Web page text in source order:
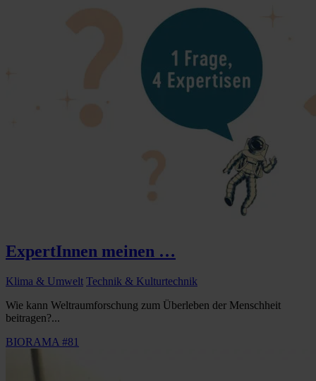
ExpertInnen meinen …
Klima & Umwelt Technik & Kulturtechnik
Wie kann Weltraumforschung zum Überleben der Menschheit
beitragen?...
BIORAMA #81